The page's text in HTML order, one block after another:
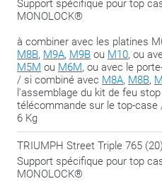
Support spécifique pour top
MONOLOCK®
à combiner avec les platines
M8B, M9A, M9B ou M10, ou
M5M ou M6M, ou avec le
/ si combiné avec M8A, M8B,
l'assemblage du kit de feu
télécommande sur le top-
6 Kg
TRIUMPH Street Triple 765 (20)
Support spécifique pour top
MONOLOCK®